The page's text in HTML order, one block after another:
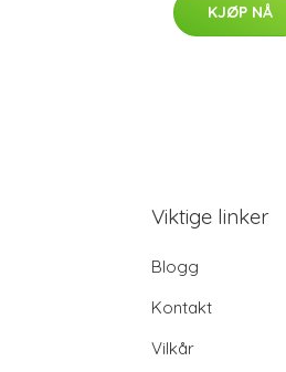
KJØP NÅ
Viktige linker
Blogg
Kontakt
Vilkår